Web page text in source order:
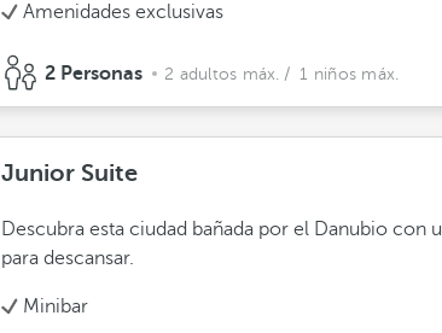
Amenidades exclusivas
2 Personas 2 adultos máx. / 1 niños máx.
Junior Suite
Descubra esta ciudad bañada por el Danubio con
para descansar.
Minibar